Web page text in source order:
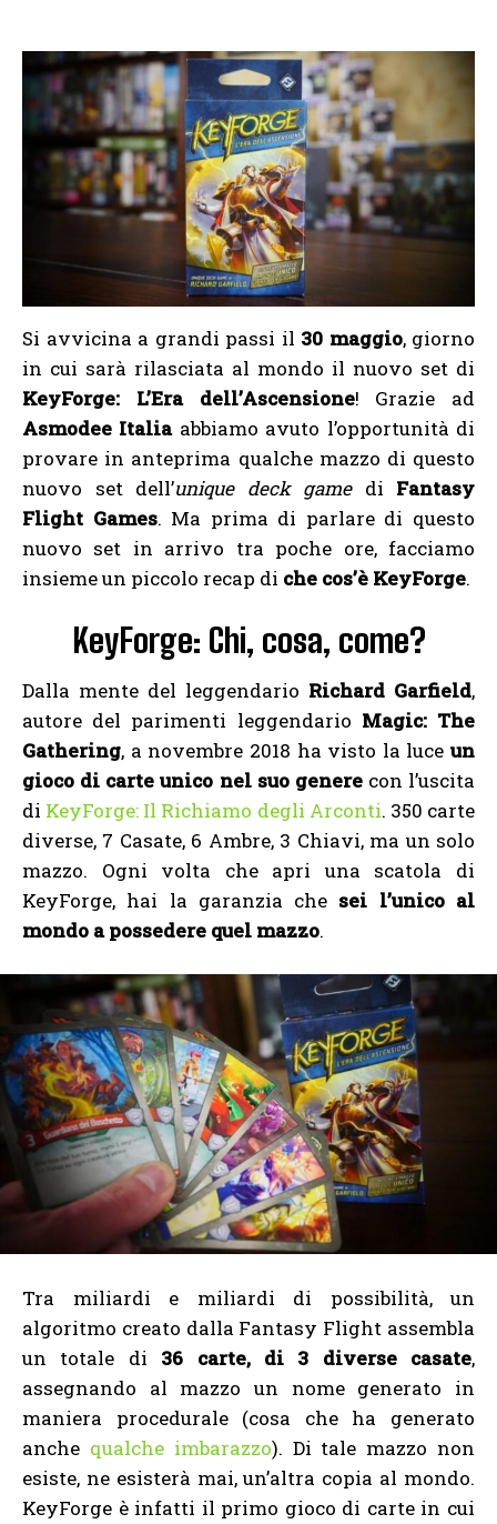
Si avvicina a grandi passi il 30 maggio, giorno
in cui sarà rilasciata al mondo il nuovo set di
KeyForge: L’Era dell’Ascensione! Grazie ad
Asmodee Italiaabbiamo avuto l’opportunità di
provare in anteprima qualche mazzo di questo
nuovo set dell’unique deck gamedi Fantasy
Flight Games. Ma prima di parlare di questo
nuovo set in arrivo tra poche ore, facciamo
insieme un piccolo recap di che cos’è KeyForge.
KeyForge: Chi, cosa, come?
Dalla mente del leggendario Richard Garfield,
autore del parimenti leggendario Magic: The
Gathering, a novembre 2018 ha visto la luce un
gioco di carte unico nel suo genere con l’uscita
di KeyForge: Il Richiamo degli Arconti. 350 carte
diverse, 7 Casate, 6 Ambre, 3 Chiavi, ma un solo
mazzo. Ogni volta che apri una scatola di
KeyForge, hai la garanzia che sei l’unico al
mondo a possedere quel mazzo.
Tra miliardi e miliardi di possibilità, un
algoritmo creato dalla Fantasy Flight assembla
un totale di 36 carte, di 3 diverse casate,
assegnando al mazzo un nome generato in
maniera procedurale (cosa che ha generato
anche qualche imbarazzo). Di tale mazzo non
esiste, ne esisterà mai, un’altra copia al mondo.
KeyForge è infatti il primo gioco di carte in cui